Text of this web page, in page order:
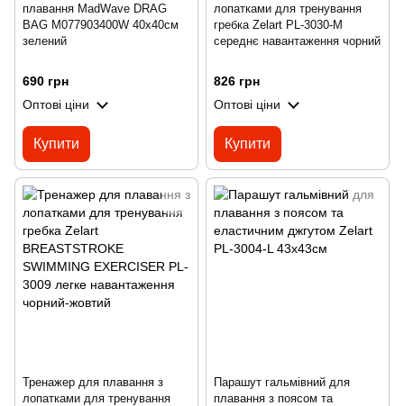
плавання MadWave DRAG
BAG M077903400W 40х40см
зелений
690 грн
Оптові ціни
Купити
лопатками для тренування
гребка Zelart PL-3030-M
середнє навантаження чорний
826 грн
Оптові ціни
Купити
Тренажер для плавання з
лопатками для тренування
Парашут гальмівний для
плавання з поясом та